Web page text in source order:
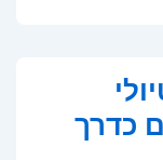
כדרך